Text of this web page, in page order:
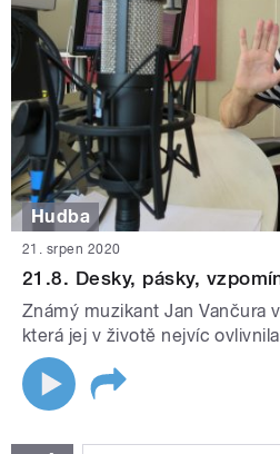
Hudba
21. srpen 2020
21.8. Desky, pásky,
Známý muzikant Jan Vančura
která jej v životě nejvíc